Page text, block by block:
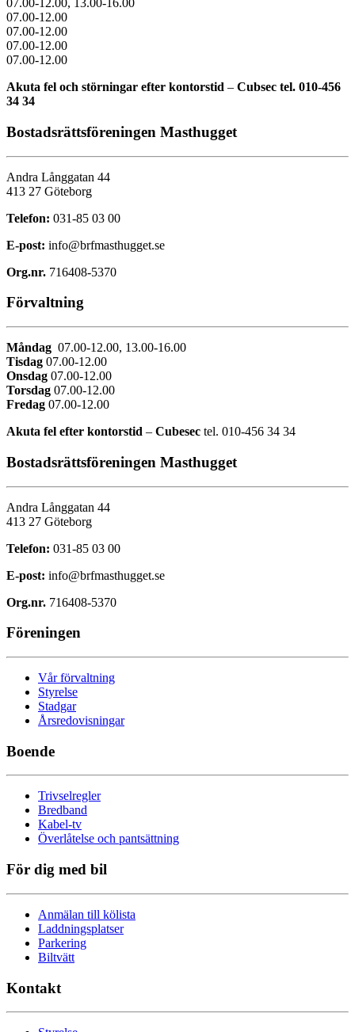
07.00-12.00, 13.00-16.00
07.00-12.00
07.00-12.00
07.00-12.00
07.00-12.00
Akuta fel och störningar efter kontorstid – Cubsec tel. 010-456
34 34
Bostadsrättsföreningen Masthugget
Andra Långgatan 44
413 27 Göteborg
Telefon: 031-85 03 00
E-post: info@brfmasthugget.se
Org.nr. 716408-5370
Förvaltning
Måndag 07.00-12.00, 13.00-16.00
Tisdag 07.00-12.00
Onsdag 07.00-12.00
Torsdag 07.00-12.00
Fredag 07.00-12.00
Akuta fel efter kontorstid – Cubesec tel. 010-456 34 34
Bostadsrättsföreningen Masthugget
Andra Långgatan 44
413 27 Göteborg
Telefon: 031-85 03 00
E-post: info@brfmasthugget.se
Org.nr. 716408-5370
Föreningen
Vår förvaltning
Styrelse
Stadgar
Årsredovisningar
Boende
Trivselregler
Bredband
Kabel-tv
Överlåtelse och pantsättning
För dig med bil
Anmälan till kölista
Laddningsplatser
Parkering
Biltvätt
Kontakt